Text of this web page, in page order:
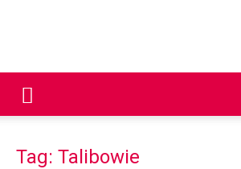
PNP
Tag: Talibowie